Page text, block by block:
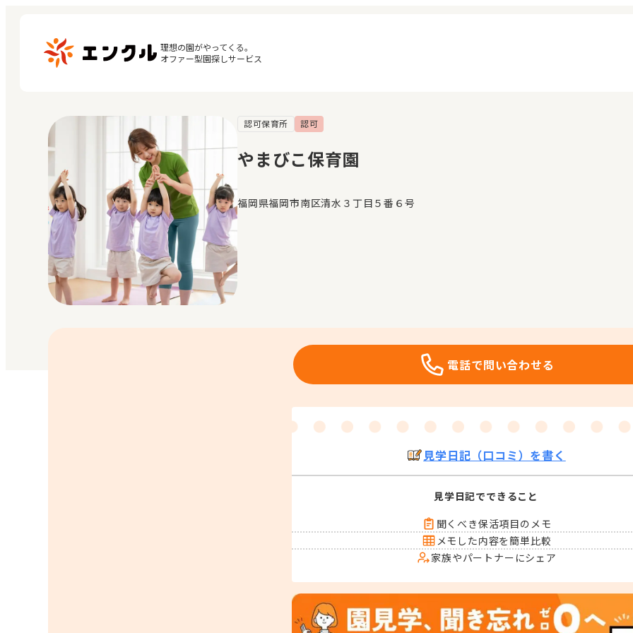
理想の園がやってくる。
オファー型園探しサービス
保育園・幼稚園を探す
地図から探す
地域から探す
マイページ
閲覧履歴
お気に入り
認可保育所 認可
やまびこ保育園
福岡県福岡市南区清水３丁目５番６号
電話で問い合わせる
見学日記（口コミ）を書く
見学日記でできること
聞くべき保活項目のメモ
メモした内容を簡単比較
家族やパートナーにシェア